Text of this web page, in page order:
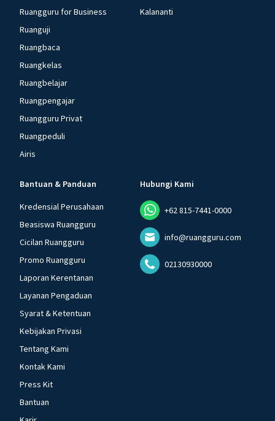
Ruangguru for Business
Ruanguji
Ruangbaca
Ruangkelas
Ruangbelajar
Ruangpengajar
Ruangguru Privat
Ruangpeduli
Airis
Kalananti
Bantuan & Panduan
Kredensial Perusahaan
Beasiswa Ruangguru
Cicilan Ruangguru
Promo Ruangguru
Laporan Kerentanan
Layanan Pengaduan
Syarat & Ketentuan
Kebijakan Privasi
Tentang Kami
Kontak Kami
Press Kit
Bantuan
Hubungi Kami
+62 815-7441-0000
info@ruangguru.com
02130930000